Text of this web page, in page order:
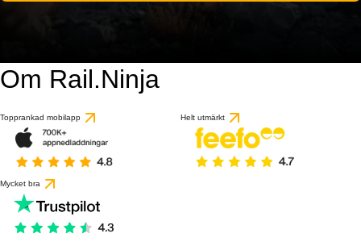
Om Rail.Ninja
Topprankad mobilapp Helt utmärkt
Mycket bra